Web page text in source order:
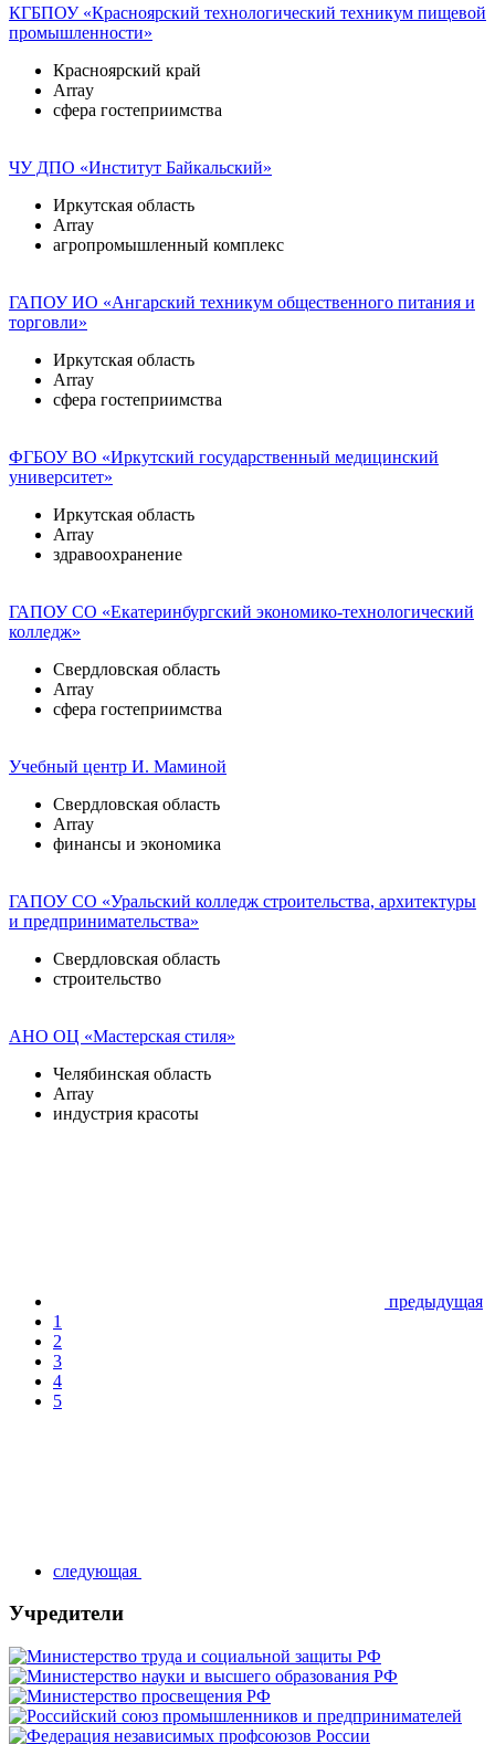
КГБПОУ «Красноярский технологический техникум пищевой
промышленности»
Красноярский край
Array
сфера гостеприимства
ЧУ ДПО «Институт Байкальский»
Иркутская область
Array
агропромышленный комплекс
ГАПОУ ИО «Ангарский техникум общественного питания и
торговли»
Иркутская область
Array
сфера гостеприимства
ФГБОУ ВО «Иркутский государственный медицинский
университет»
Иркутская область
Array
здравоохранение
ГАПОУ СО «Екатеринбургский экономико-технологический
колледж»
Свердловская область
Array
сфера гостеприимства
Учебный центр И. Маминой
Свердловская область
Array
финансы и экономика
ГАПОУ СО «Уральский колледж строительства, архитектуры
и предпринимательства»
Свердловская область
строительство
АНО ОЦ «Мастерская стиля»
Челябинская область
Array
индустрия красоты
предыдущая
1
2
3
4
5
следующая
Учредители